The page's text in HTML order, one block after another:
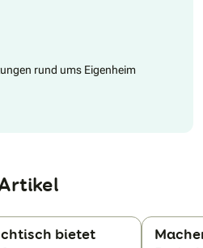
rund ums Eigenheim
bietet